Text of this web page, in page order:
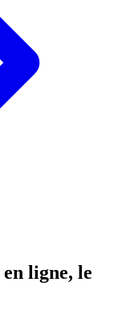
en ligne, le